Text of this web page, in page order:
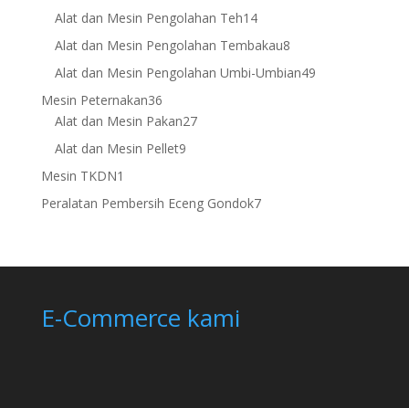
Alat dan Mesin Pengolahan Teh1414
products
Alat dan Mesin Pengolahan Tembakau88
products
Alat dan Mesin Pengolahan Umbi-Umbian4949
Mesin Peternakan3636
products
Alat dan Mesin Pakan2727
Alat dan Mesin Pellet99
Mesin TKDN1
product
Peralatan Pembersih Eceng Gondok77
E-Commerce kami